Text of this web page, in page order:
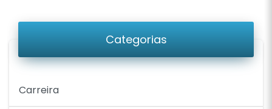
Categorias
Carreira